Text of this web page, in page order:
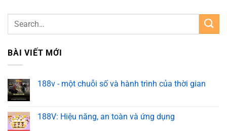
BÀI VIẾT MỚI
188v - một chuỗi số và hành trình của thời gian
188V: Hiệu năng, an toàn và ứng dụng